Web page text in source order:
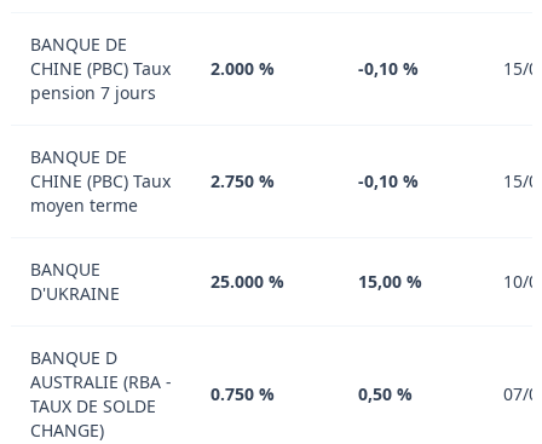
BANQUE DE
CHINE (PBC) Taux
pension 7 jours
2.000 % -0,10 % 15/
BANQUE DE
CHINE (PBC) Taux
moyen terme
2.750 % -0,10 % 15/
BANQUE
D'UKRAINE
25.000 % 15,00 % 10/
BANQUE D
AUSTRALIE (RBA -
TAUX DE SOLDE
CHANGE)
0.750 % 0,50 % 07/